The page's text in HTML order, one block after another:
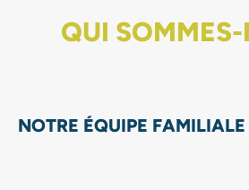
QUI
NOTRE ÉQUIPE FAMILIALE